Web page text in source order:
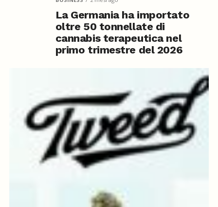
La Germania ha importato
oltre 50 tonnellate di
cannabis terapeutica nel
primo trimestre del 2026